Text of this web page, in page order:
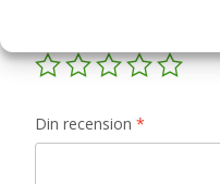
Din recension *